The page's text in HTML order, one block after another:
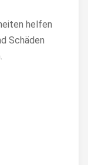
helfen
Schäden